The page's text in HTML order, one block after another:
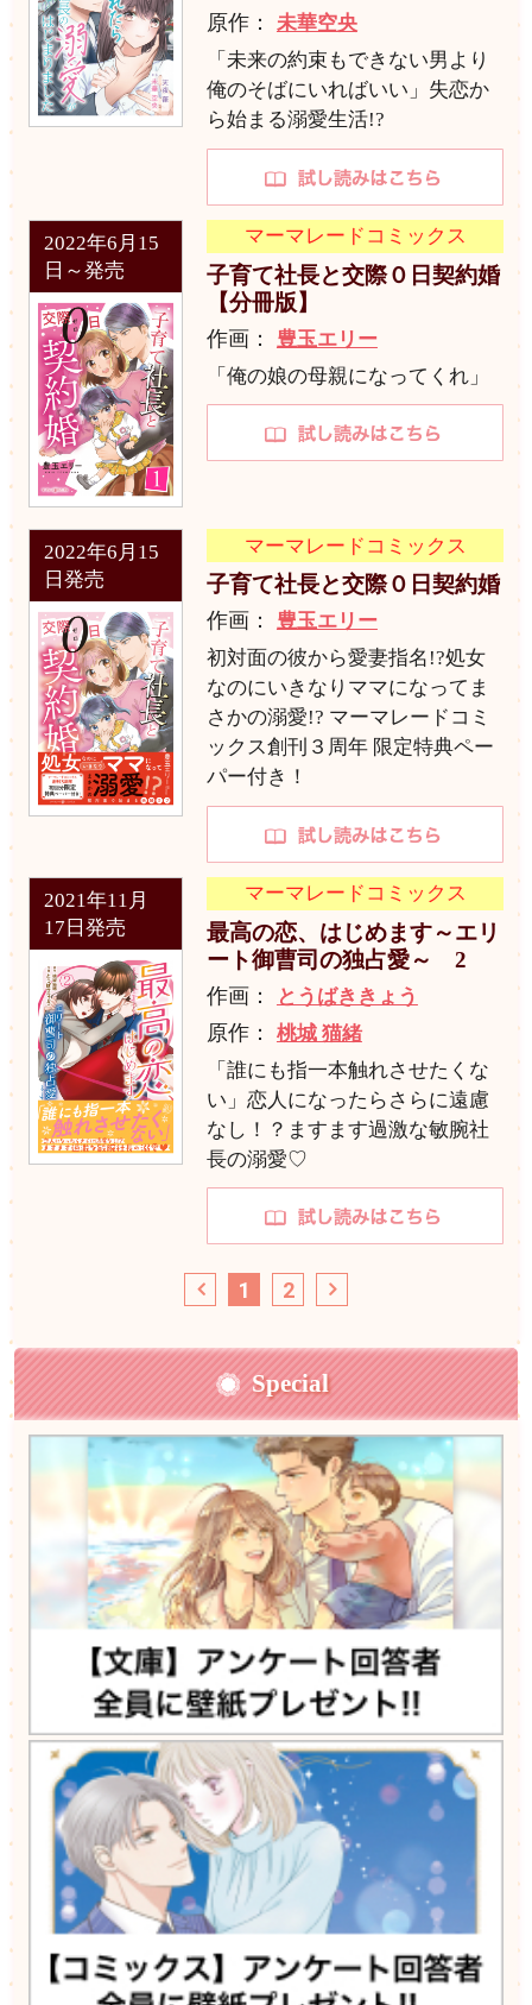
原作： 未華空央
「未来の約束もできない男より
俺のそばにいればいい」失恋か
ら始まる溺愛生活!?
2022年6月15
日～発売
マーマレードコミックス
子育て社長と交際０日契約婚
【分冊版】
作画： 豊玉エリー
「俺の娘の母親になってくれ」
2022年6月15
日発売
マーマレードコミックス
子育て社長と交際０日契約婚
作画： 豊玉エリー
初対面の彼から愛妻指名!?処女
なのにいきなりママになってま
さかの溺愛!? マーマレードコミ
ックス創刊３周年 限定特典ペー
パー付き！
2021年11月
17日発売
マーマレードコミックス
最高の恋、はじめます～エリ
ート御曹司の独占愛～ 2
作画： とうばききょう
原作： 桃城 猫緒
「誰にも指一本触れさせたくな
い」恋人になったらさらに遠慮
なし！？ますます過激な敏腕社
長の溺愛♡
1 2
Special